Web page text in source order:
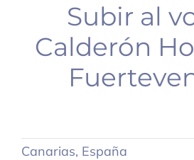
Subir al
Calderón
Canarias, España